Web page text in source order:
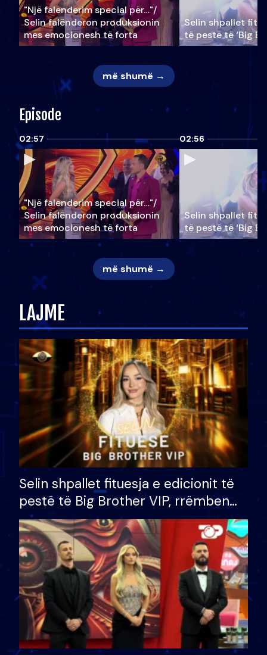
"Një falenderim special për…"/
Selin falënderon produksionin
mes emocionesh të forta
Selin shpallet
të pestë të ‘Big
më shumë →
Episode
02:57
"Një falenderim special për…"/
Selin falënderon produksionin
mes emocionesh të forta
02:56
Selin shpallet
të pestë të ‘Big
më shumë →
LAJME
Selin shpallet fituesja e edicionit të
pestë të Big Brother VIP, rrëmben
çmimin e madh prej 100 mijë eurosh